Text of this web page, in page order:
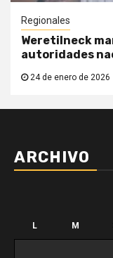
Regionales
Weretilneck
autoridades
24 de enero de 2026
ARCHIVO
L M